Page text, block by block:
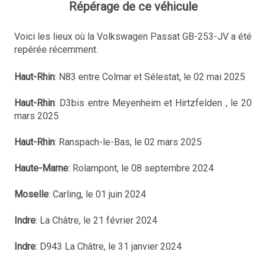
Répérage de ce véhicule
Voici les lieux où la Volkswagen Passat GB-253-JV a été
repérée récemment.
Haut-Rhin: N83 entre Colmar et Sélestat, le 02 mai 2025
Haut-Rhin: D3bis entre Meyenheim et Hirtzfelden , le 20
mars 2025
Haut-Rhin: Ranspach-le-Bas, le 02 mars 2025
Haute-Marne: Rolampont, le 08 septembre 2024
Moselle: Carling, le 01 juin 2024
Indre: La Châtre, le 21 février 2024
Indre: D943 La Châtre, le 31 janvier 2024